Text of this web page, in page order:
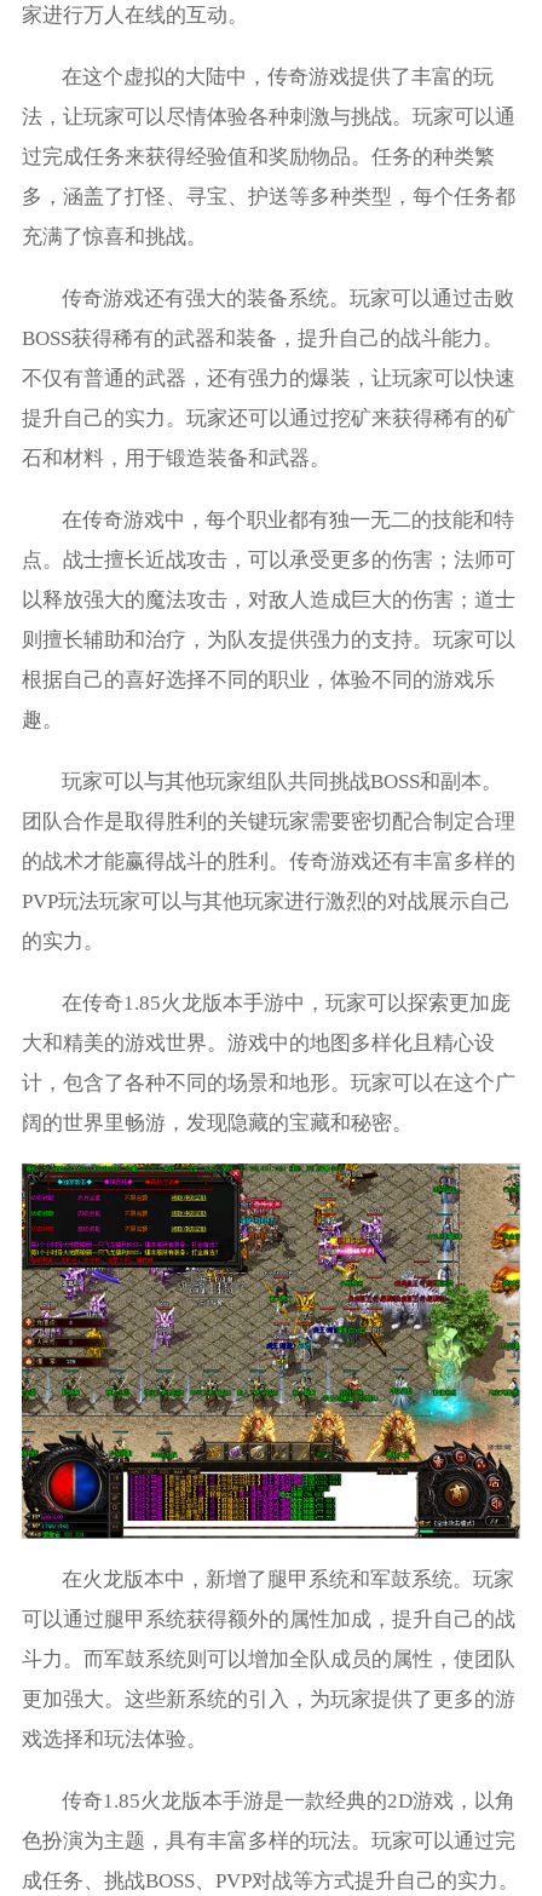
家进行万人在线的互动。
在这个虚拟的大陆中，传奇游戏提供了丰富的玩
法，让玩家可以尽情体验各种刺激与挑战。玩家可以通
过完成任务来获得经验值和奖励物品。任务的种类繁
多，涵盖了打怪、寻宝、护送等多种类型，每个任务都
充满了惊喜和挑战。
传奇游戏还有强大的装备系统。玩家可以通过击败
BOSS获得稀有的武器和装备，提升自己的战斗能力。
不仅有普通的武器，还有强力的爆装，让玩家可以快速
提升自己的实力。玩家还可以通过挖矿来获得稀有的矿
石和材料，用于锻造装备和武器。
在传奇游戏中，每个职业都有独一无二的技能和特
点。战士擅长近战攻击，可以承受更多的伤害；法师可
以释放强大的魔法攻击，对敌人造成巨大的伤害；道士
则擅长辅助和治疗，为队友提供强力的支持。玩家可以
根据自己的喜好选择不同的职业，体验不同的游戏乐
趣。
玩家可以与其他玩家组队共同挑战BOSS和副本。
团队合作是取得胜利的关键玩家需要密切配合制定合理
的战术才能赢得战斗的胜利。传奇游戏还有丰富多样的
PVP玩法玩家可以与其他玩家进行激烈的对战展示自己
的实力。
在传奇1.85火龙版本手游中，玩家可以探索更加庞
大和精美的游戏世界。游戏中的地图多样化且精心设
计，包含了各种不同的场景和地形。玩家可以在这个广
阔的世界里畅游，发现隐藏的宝藏和秘密。
在火龙版本中，新增了腿甲系统和军鼓系统。玩家
可以通过腿甲系统获得额外的属性加成，提升自己的战
斗力。而军鼓系统则可以增加全队成员的属性，使团队
更加强大。这些新系统的引入，为玩家提供了更多的游
戏选择和玩法体验。
传奇1.85火龙版本手游是一款经典的2D游戏，以角
色扮演为主题，具有丰富多样的玩法。玩家可以通过完
成任务、挑战BOSS、PVP对战等方式提升自己的实力。